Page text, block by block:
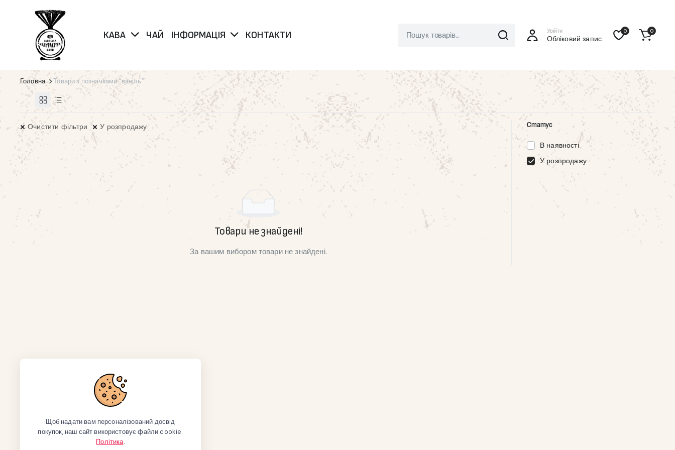
КАВА ЧАЙ ІНФОРМАЦІЯ КОНТАКТИ Увійти
Обліковий запис
0 0
Головна Товари з позначками “ваніль”
Очистити фільтри У розпродажу
Товари не знайдені!
За вашим вибором товари не знайдені.
Статус
В наявності
У розпродажу
Щоб надати вам персоналізований досвід
покупок, наш сайт використовує файли cookie.
Політика.